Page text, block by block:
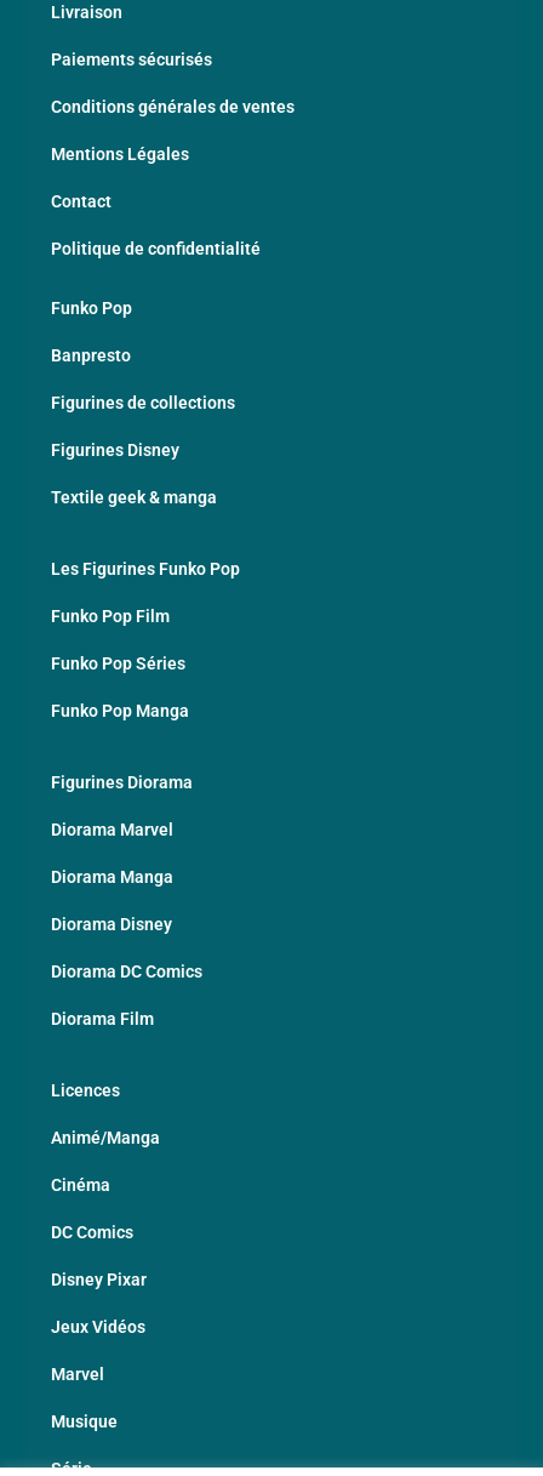
Livraison
Paiements sécurisés
Conditions générales de ventes
Mentions Légales
Contact
Politique de confidentialité
Funko Pop
Banpresto
Figurines de collections
Figurines Disney
Textile geek & manga
Les Figurines Funko Pop
Funko Pop Film
Funko Pop Séries
Funko Pop Manga
Figurines Diorama
Diorama Marvel
Diorama Manga
Diorama Disney
Diorama DC Comics
Diorama Film
Licences
Animé/Manga
Cinéma
DC Comics
Disney Pixar
Jeux Vidéos
Marvel
Musique
Série